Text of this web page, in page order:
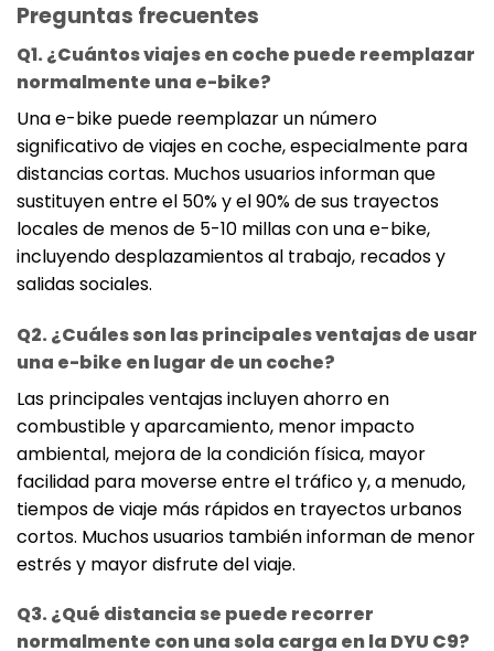
Preguntas frecuentes
Q1. ¿Cuántos viajes en coche puede reemplazar
normalmente una e-bike?
Una e-bike puede reemplazar un número
significativo de viajes en coche, especialmente para
distancias cortas. Muchos usuarios informan que
sustituyen entre el 50% y el 90% de sus trayectos
locales de menos de 5-10 millas con una e-bike,
incluyendo desplazamientos al trabajo, recados y
salidas sociales.
Q2. ¿Cuáles son las principales ventajas de usar
una e-bike en lugar de un coche?
Las principales ventajas incluyen ahorro en
combustible y aparcamiento, menor impacto
ambiental, mejora de la condición física, mayor
facilidad para moverse entre el tráfico y, a menudo,
tiempos de viaje más rápidos en trayectos urbanos
cortos. Muchos usuarios también informan de menor
estrés y mayor disfrute del viaje.
Q3. ¿Qué distancia se puede recorrer
normalmente con una sola carga en la DYU C9?